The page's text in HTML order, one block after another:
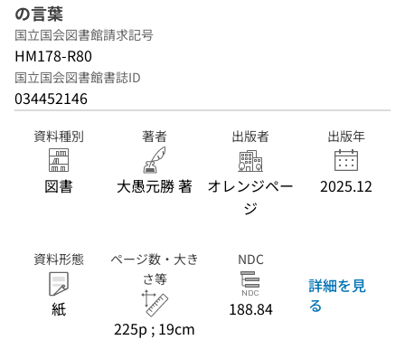
の言葉
国立国会図書館請求記号
HM178-R80
国立国会図書館書誌ID
034452146
資料種別
図書
著者
大愚元勝 著
出版者
オレンジペー
ジ
出版年
2025.12
資料形態
紙
ページ数・大き
さ等
225p ; 19cm
NDC
188.84
詳細を見
る